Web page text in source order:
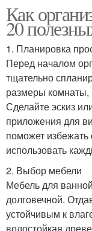
Как
20
1. Планировка
Перед началом
тщательно
размеры комнаты,
Сделайте эскиз
приложения для
поможет
использовать
2. Выбор мебели
Мебель для
долговечной.
устойчивым к